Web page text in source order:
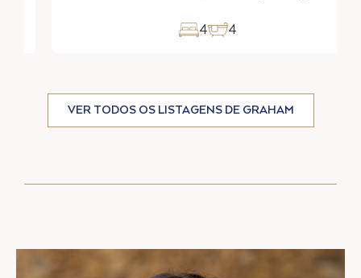
4 4
VER TODOS OS LISTAGENS DE GRAHAM